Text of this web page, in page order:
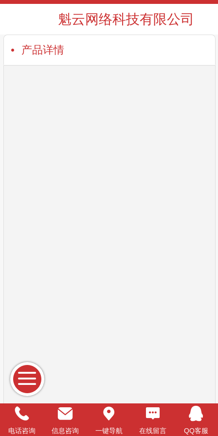
魁云网络科技有限公司
产品详情
电话咨询 信息咨询 一键导航 在线留言 QQ客服